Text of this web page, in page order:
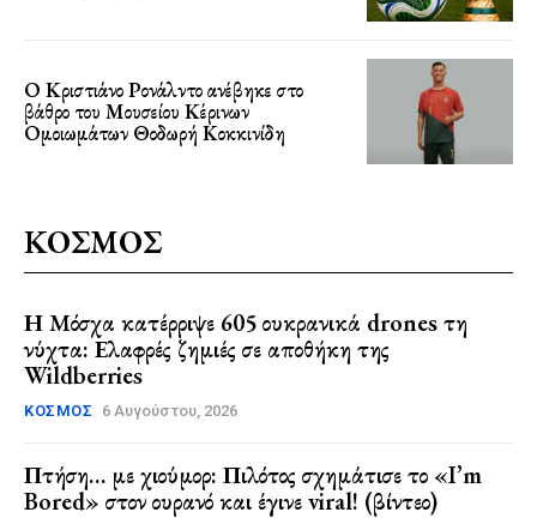
Ο Κριστιάνο Ρονάλντο ανέβηκε στο
βάθρο του Μουσείου Κέρινων
Ομοιωμάτων Θοδωρή Κοκκινίδη
ΚΟΣΜΟΣ
Η Μόσχα κατέρριψε 605 ουκρανικά drones τη
νύχτα: Ελαφρές ζημιές σε αποθήκη της
Wildberries
ΚΌΣΜΟΣ 6 Αυγούστου, 2026
Πτήση… με χιούμορ: Πιλότος σχημάτισε το «I’m
Bored» στον ουρανό και έγινε viral! (βίντεο)